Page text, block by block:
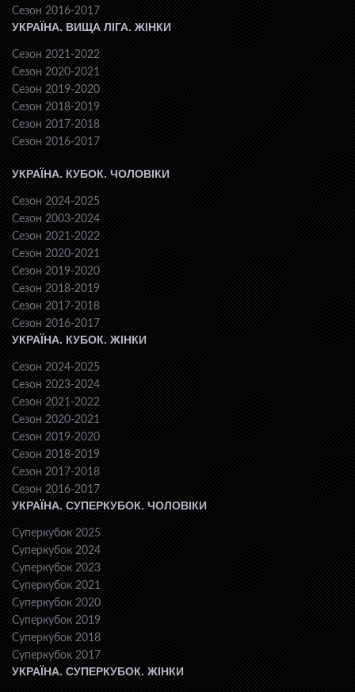
Сезон 2016-2017
УКРАЇНА. ВИЩА ЛІГА. ЖІНКИ
Сезон 2021-2022
Сезон 2020-2021
Сезон 2019-2020
Сезон 2018-2019
Сезон 2017-2018
Сезон 2016-2017
УКРАЇНА. КУБОК. ЧОЛОВІКИ
Сезон 2024-2025
Сезон 2003-2024
Сезон 2021-2022
Сезон 2020-2021
Сезон 2019-2020
Сезон 2018-2019
Сезон 2017-2018
Сезон 2016-2017
УКРАЇНА. КУБОК. ЖІНКИ
Сезон 2024-2025
Сезон 2023-2024
Сезон 2021-2022
Сезон 2020-2021
Сезон 2019-2020
Сезон 2018-2019
Сезон 2017-2018
Сезон 2016-2017
УКРАЇНА. СУПЕРКУБОК. ЧОЛОВІКИ
Суперкубок 2025
Суперкубок 2024
Суперкубок 2023
Суперкубок 2021
Суперкубок 2020
Суперкубок 2019
Суперкубок 2018
Суперкубок 2017
УКРАЇНА. СУПЕРКУБОК. ЖІНКИ